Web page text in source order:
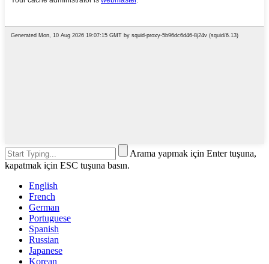
Arama yapmak için Enter tuşuna,
kapatmak için ESC tuşuna basın.
English
French
German
Portuguese
Spanish
Russian
Japanese
Korean